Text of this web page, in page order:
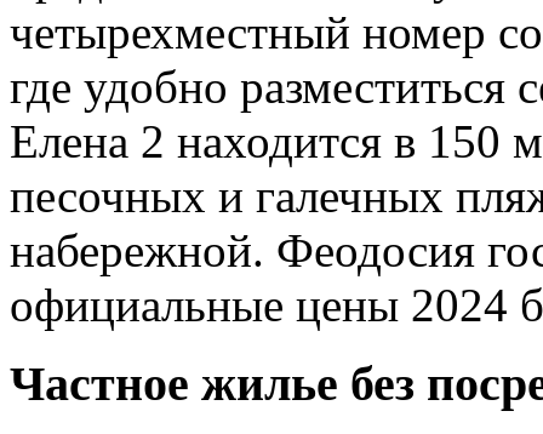
четырехместный номер
где удобно разместиться
Елена 2 находится в 150
песочных и галечных
набережной. Феодосия
официальные цены 2024
Частное жилье без